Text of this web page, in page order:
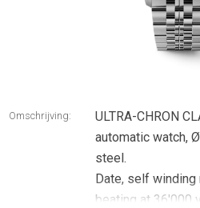
Omschrijving:
ULTRA-CHRON
automatic watch,
steel.
Date, self winding
beating at 36'000